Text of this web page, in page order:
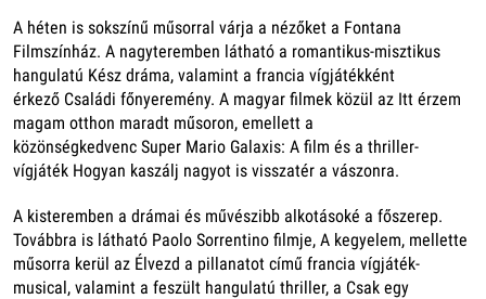
A héten is sokszínű műsorral várja a nézőket a Fontana
Filmszínház. A nagyteremben látható a romantikus-misztikus
hangulatú Kész dráma, valamint a francia vígjátékként
érkező Családi főnyeremény. A magyar filmek közül az Itt érzem
magam otthon maradt műsoron, emellett a
közönségkedvenc Super Mario Galaxis: A film és a thriller-
vígjáték Hogyan kaszálj nagyot is visszatér a vászonra.
A kisteremben a drámai és művészibb alkotásoké a főszerep.
Továbbra is látható Paolo Sorrentino filmje, A kegyelem, mellette
műsorra kerül az Élvezd a pillanatot című francia vígjáték-
musical, valamint a feszült hangulatú thriller, a Csak egy